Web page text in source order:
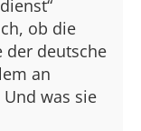
ob die
der deutsche
an
was sie